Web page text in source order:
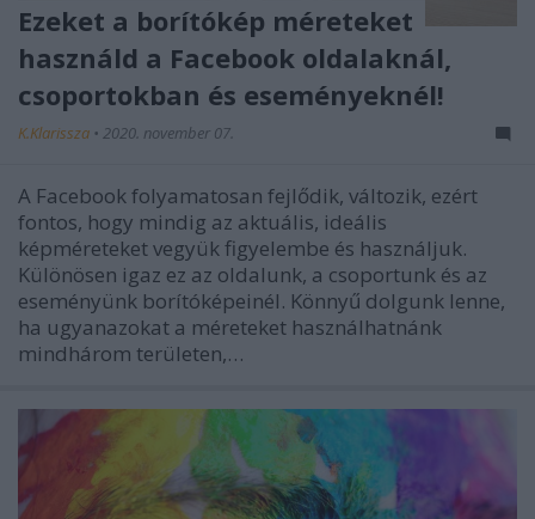
Ezeket a borítókép méreteket
használd a Facebook oldalaknál,
csoportokban és eseményeknél!
K.Klarissza • 2020. november 07.
A Facebook folyamatosan fejlődik, változik, ezért
fontos, hogy mindig az aktuális, ideális
képméreteket vegyük figyelembe és használjuk.
Különösen igaz ez az oldalunk, a csoportunk és az
eseményünk borítóképeinél. Könnyű dolgunk lenne,
ha ugyanazokat a méreteket használhatnánk
mindhárom területen,…